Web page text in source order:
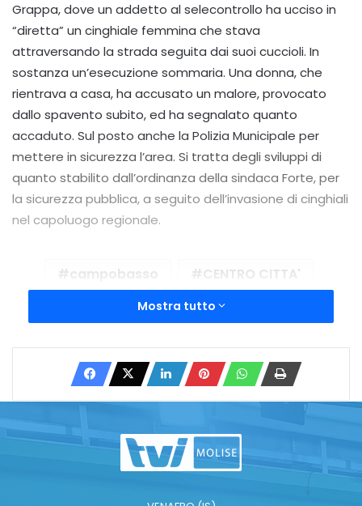
Grappa, dove un addetto al selecontrollo ha ucciso in
“diretta” un cinghiale femmina che stava
attraversando la strada seguita dai suoi cuccioli. In
sostanza un’esecuzione sommaria. Una donna, che
rientrava a casa, ha accusato un malore, provocato
dallo spavento subito, ed ha segnalato quanto
accaduto. Sul posto anche la Polizia Municipale per
mettere in sicurezza l’area. Si tratta degli sviluppi di
quanto stabilito dall’ordinanza della sindaca Forte, per
la sicurezza pubblica, a seguito dell’invasione di cinghiali
nel capoluogo regionale.
campobasso
CENTRO CITTA'
MONTE GRAPPA
Mostra tutto